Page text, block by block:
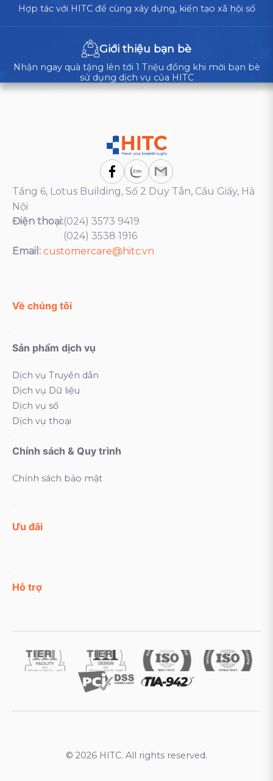
Hợp tác với HITC để cùng xây dựng, kiến tạo xã hội số
Giới thiệu bạn bè
Nhận ngay quà tặng lên tới 1 Triệu đồng khi mời bạn bè
sử dụng dịch vụ của HITC
Tầng 6, Lotus Building, Số 2 Duy Tân, Cầu Giấy, Hà
Nội
Điện thoại:(024) 3573 9419
(024) 3538 1916
Email: customercare@hitc.vn
Về chúng tôi
Sản phẩm dịch vụ
Dịch vụ Truyền dẫn
Dịch vụ Dữ liệu
Dịch vụ số
Dịch vụ thoại
Chính sách & Quy trình
Chính sách bảo mật
Ưu đãi
Hỗ trợ
© 2026 HITC. All rights reserved.